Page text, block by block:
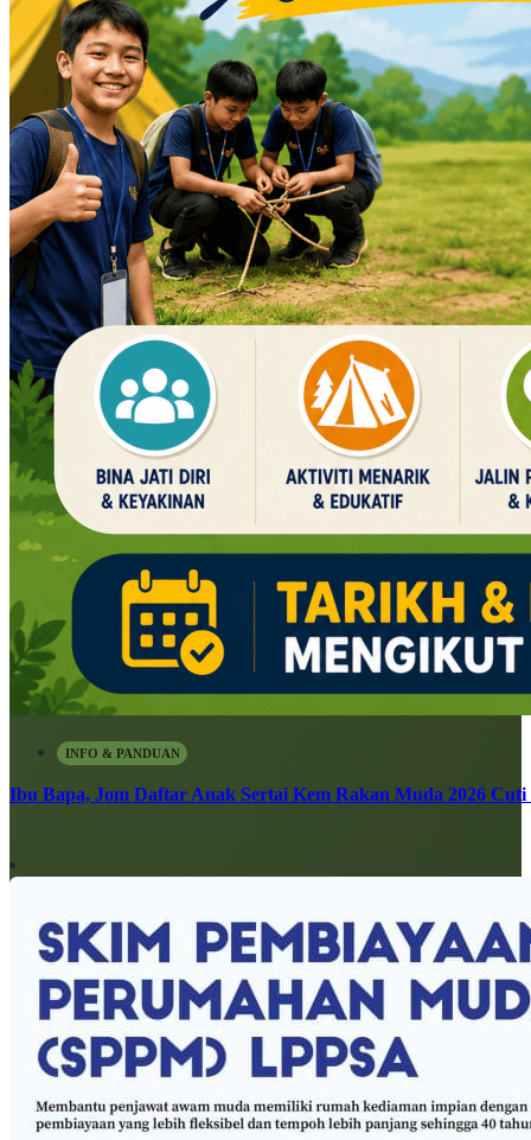
INFO & PANDUAN
Ibu Bapa, Jom Daftar Anak Sertai Kem Rakan Muda 2026